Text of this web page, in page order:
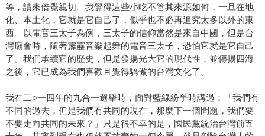
等，讀來倍覺親切。我覺得這些小吃不管其來源如何，一旦在地
化、本土化，它就是它自己了，似乎也不必再追究太多以外的東
西。以電音三太子為例，三太子的信仰當然是來自中國，但是台
灣廟會時，隨著霹靂音樂起舞的電音三太子，恐怕它就是它自己
了。我們承續它的歷史，但是發揚光大它的現代性，並傳揚四海
之後，它已成為我們喜歡且覺得驕傲的台灣文化了。
我在二○一四年的九合一選舉時，面對藍綠紛爭時講過：「我們有
不同的過去，但是我們有共同的現在，那麼下一個問題，我們要
不要走向共同的未來？」只是很不幸的是，國民黨統治台灣前五